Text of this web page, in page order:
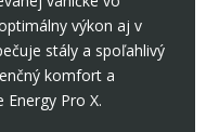
výkon aj v
stály a spoľahlivý
komfort a
Pro X.